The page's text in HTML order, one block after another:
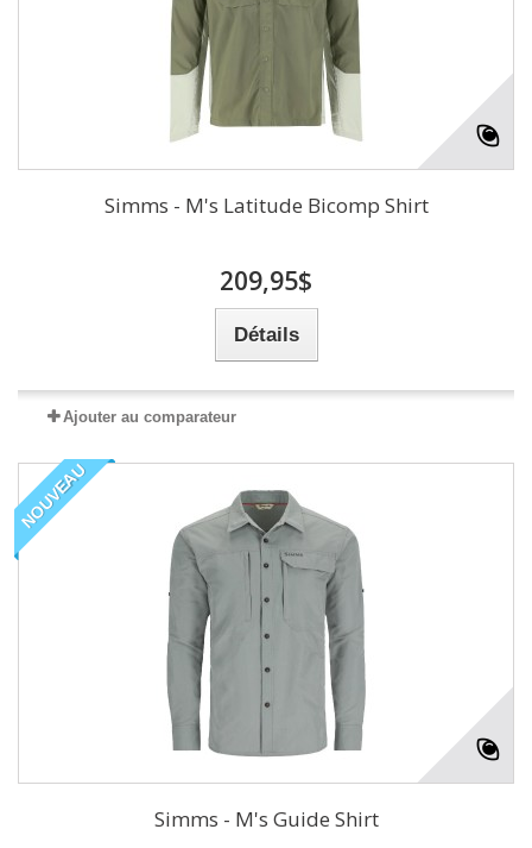
Simms - M's Latitude Bicomp Shirt
209,95$
Détails
Ajouter au comparateur
NOUVEAU
Simms - M's Guide Shirt